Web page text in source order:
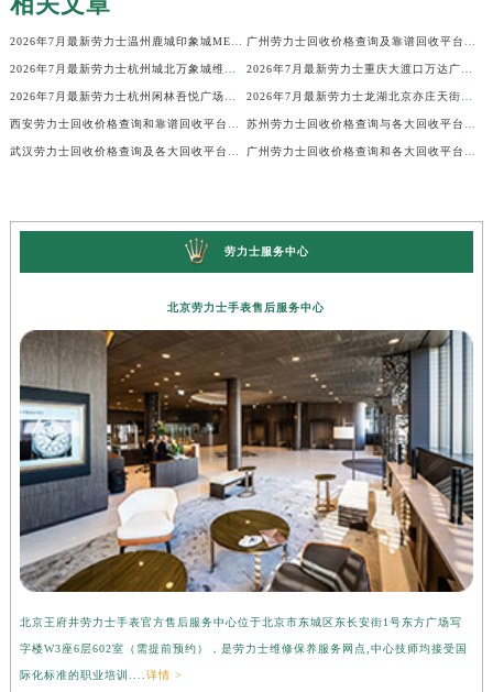
劳力士服务中心
北京劳力士手表售后服务中心
北京王府井劳力士手表官方售后服务中心位于北京市东城区东长安街1号东方广场写
字楼W3座6层602室（需提前预约），是劳力士维修保养服务网点,中心技师均接受国
际化标准的职业培训....详情 >